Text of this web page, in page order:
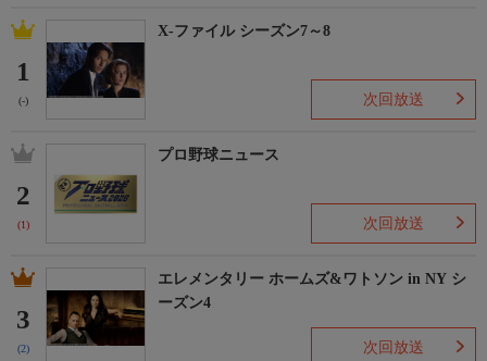
1
(-)
X-ファイル シーズン7～8
次回放送
2
(1)
プロ野球ニュース
次回放送
3
(2)
エレメンタリー ホームズ&ワトソン in NY シ
ーズン4
次回放送